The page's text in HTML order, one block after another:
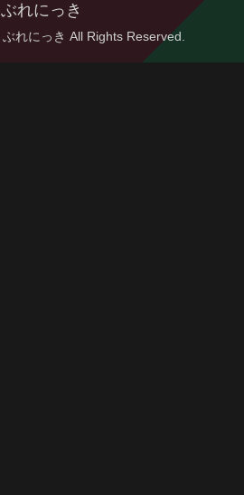
ぶれにっき
れにっき All Rights Reserved.